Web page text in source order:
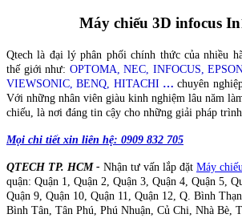
Máy chiếu 3D infocus
Qtech là đại lý phân phối chính thức của nhiều
thế giới như: OPTOMA, NEC, INFOCUS,
VIEWSONIC, BENQ, HITACHI … chuyên
Với những nhân viên giàu kinh nghiệm lâu năm
chiếu, là nơi đáng tin cậy cho những giải pháp
Mọi chi tiết xin liên hệ: 0909 832 705
QTECH TP. HCM - Nhận tư vấn lắp đặt Máy
quận: Quận 1, Quận 2, Quận 3, Quận 4, Quận 5,
Quận 9, Quận 10, Quận 11, Quận 12, Q. Bình
Bình Tân, Tân Phú, Phú Nhuận, Củ Chi, Nhà Bè,